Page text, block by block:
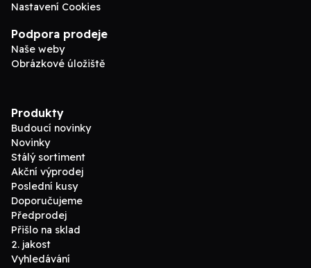
Nastavení Cookies
Podpora prodeje
Naše weby
Obrázkové úložiště
Produkty
Budoucí novinky
Novinky
Stálý sortiment
Akční výprodej
Poslední kusy
Doporučujeme
Předprodej
Přišlo na sklad
2. jakost
Vyhledávání